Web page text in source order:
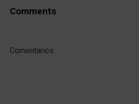
Comments
Comentarios